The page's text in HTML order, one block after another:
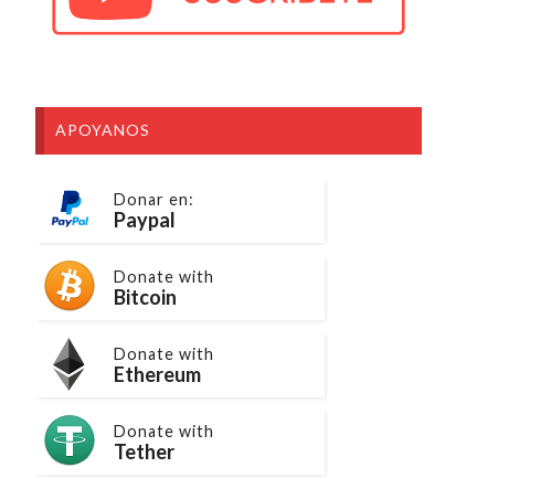
APOYANOS
Donar en:
Paypal
Donate with
Bitcoin
Donate with
Ethereum
Donate with
Tether